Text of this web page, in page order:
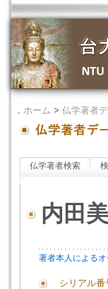
． ホーム > 仏学著者
仏学著者検索
内田
著者本人による
シリアル番